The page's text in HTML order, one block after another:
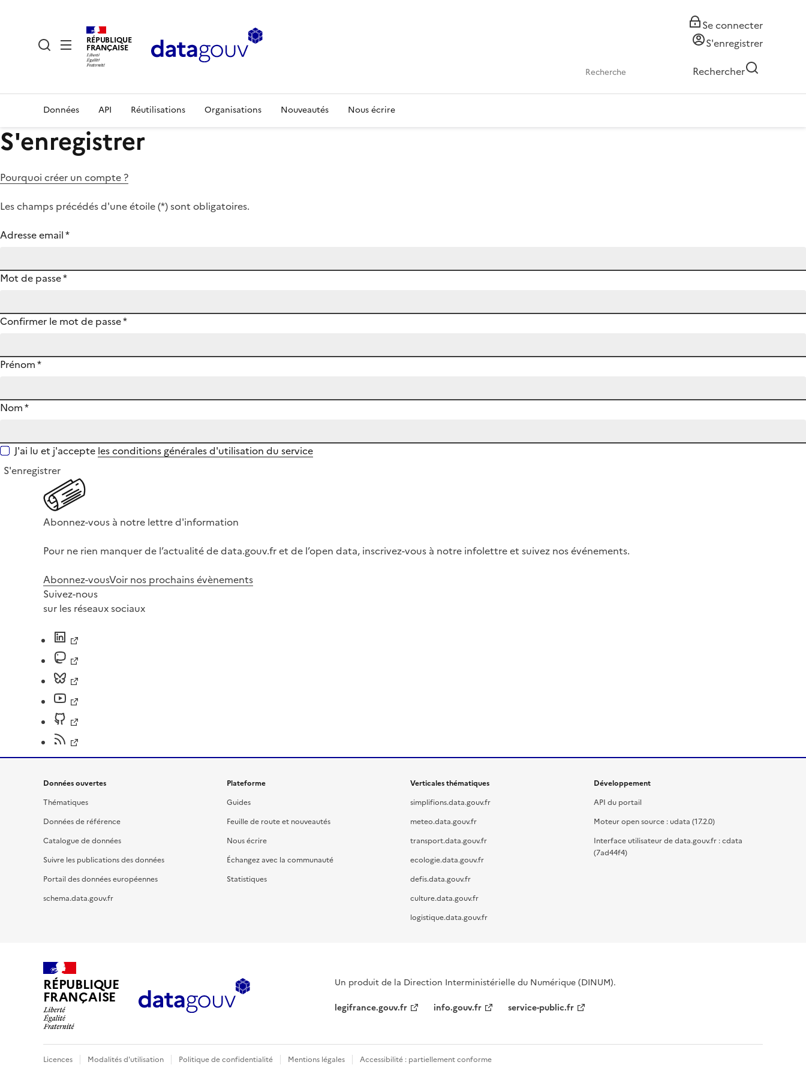
RÉPUBLIQUE
FRANÇAISE
Se connecter
S'enregistrer
Rechercher
Données API Réutilisations Organisations Nouveautés Nous écrire
S'enregistrer
Pourquoi créer un compte ?
Les champs précédés d'une étoile (*) sont obligatoires.
Adresse email*
Mot de passe*
Confirmer le mot de passe*
Prénom*
Nom*
J'ai lu et j'accepte les conditions générales d'utilisation du service
S'enregistrer
Abonnez-vous à notre lettre d'information
Pour ne rien manquer de l’actualité de data.gouv.fr et de l’open data, inscrivez-vous à notre infolettre et suivez nos événements.
Abonnez-vousVoir nos prochains évènements
Suivez-nous
sur les réseaux sociaux
Données ouvertes
Thématiques
Données de référence
Catalogue de données
Suivre les publications des données
Portail des données européennes
schema.data.gouv.fr
Plateforme
Guides
Feuille de route et nouveautés
Nous écrire
Échangez avec la communauté
Statistiques
Verticales thématiques
simplifions.data.gouv.fr
meteo.data.gouv.fr
transport.data.gouv.fr
ecologie.data.gouv.fr
defis.data.gouv.fr
culture.data.gouv.fr
logistique.data.gouv.fr
Développement
API du portail
Moteur open source : udata (17.2.0)
Interface utilisateur de data.gouv.fr : cdata
(7ad44f4)
RÉPUBLIQUE
FRANÇAISE
Un produit de la Direction Interministérielle du Numérique (DINUM).
legifrance.gouv.fr
info.gouv.fr service-public.fr
Licences Modalités d'utilisation Politique de confidentialité Mentions légales Accessibilité : partiellement conforme